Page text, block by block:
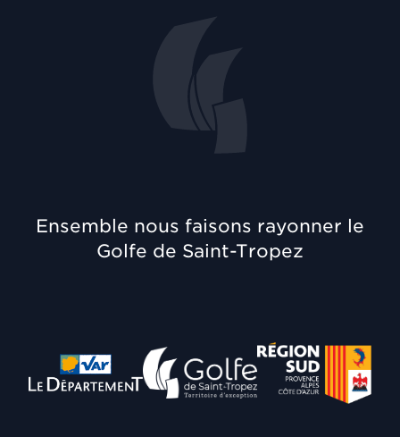
Ensemble nous faisons rayonner le
Golfe de Saint-Tropez
Département du Var